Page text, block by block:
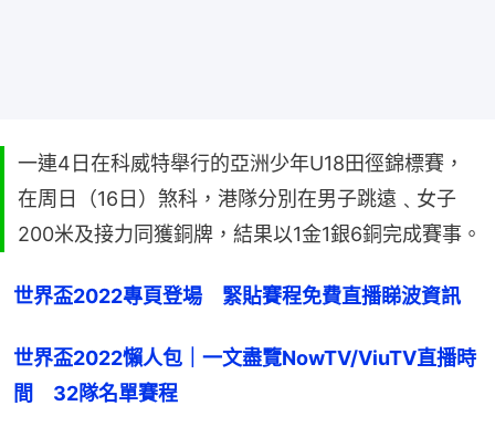
一連4日在科威特舉行的亞洲少年U18田徑錦標賽，
在周日（16日）煞科，港隊分別在男子跳遠﹑女子
200米及接力同獲銅牌，結果以1金1銀6銅完成賽事。
世界盃2022專頁登場　緊貼賽程免費直播睇波資訊
世界盃2022懶人包｜一文盡覽NowTV/ViuTV直播時
間　32隊名單賽程